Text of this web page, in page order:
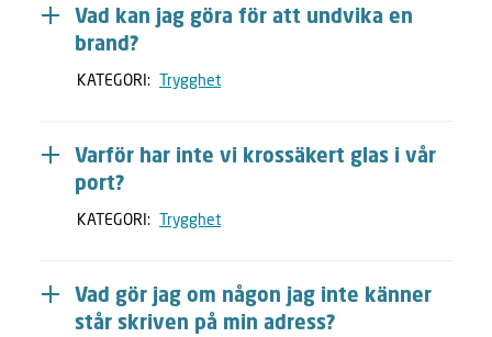
Vad kan jag göra för att undvika en
brand?
KATEGORI: Trygghet
Varför har inte vi krossäkert glas i vår
port?
KATEGORI: Trygghet
Vad gör jag om någon jag inte känner
står skriven på min adress?